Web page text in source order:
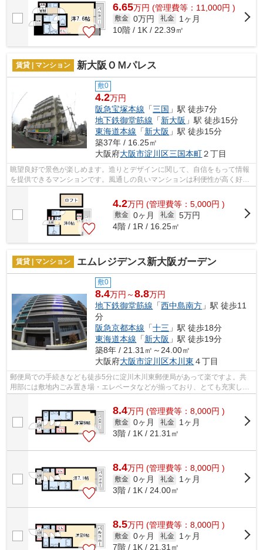
6.65万円 (管理費等：11,000円 )
敷金 0万円 礼金
1ヶ月
10階 / 1K / 22.39㎡
賃貸 | マンション 新大阪ＯＭパレス
敷0
4.2万円
阪急宝塚本線 「三国 」駅 徒歩7分
地下鉄御堂筋線 「新大阪 」駅 徒歩15分
東海道本線 「新大阪 」駅 徒歩15分
築37年 / 16.25㎡
大阪府大阪市淀川区三国本町２丁目
眺望良好で景色が楽しめます。造りとデザインに関して、自信をもって情報
を提供できるマンションです。風通しの良いマンションは利便性が高く好条
4.2万円 (管理費等：5,000円 )
敷金 0ヶ月 礼金 5万円
4階 / 1R / 16.25㎡
賃貸 | マンション エムレジデンス新大阪ガーデン
敷0
8.4万円～8.8万円
地下鉄御堂筋線 「西中島南方 」駅 徒歩11
分
阪急京都本線 「十三 」駅 徒歩18分
東海道本線 「新大阪 」駅 徒歩19分
築8年 / 21.31㎡～24.00㎡
大阪府大阪市淀川区木川東 ４丁目
郵便局での手続きなども徒歩5分に淀川木川東郵便局があって楽ですよ。共
用部には敷地内ごみ置き場・エレベータなどが揃っており、とても充実して
います。2駅利用可能の物件です。きれ...
8.4万円 (管理費等：8,000円 )
敷金 0ヶ月 礼金
1ヶ月
3階 / 1K / 21.31㎡
8.4万円 (管理費等：8,000円 )
敷金 0ヶ月 礼金
1ヶ月
3階 / 1K / 24.00㎡
8.5万円 (管理費等：8,000円 )
敷金 0ヶ月 礼金
1ヶ月
7階 / 1K / 21.31㎡